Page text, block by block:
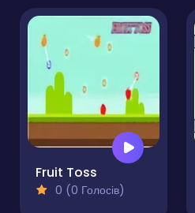
Fruit Toss
0 (0 Голосів)